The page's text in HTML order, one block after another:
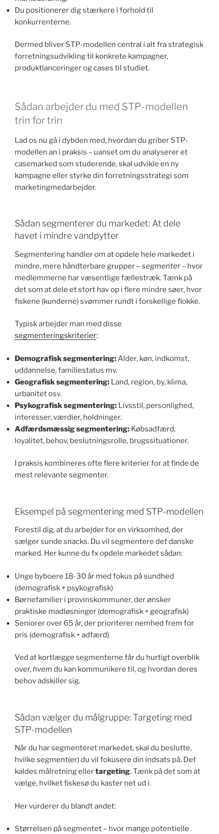
Du positionerer dig stærkere i forhold til
konkurrenterne.
Dermed bliver STP-modellen central i alt fra strategisk
forretningsudvikling til konkrete kampagner,
produktlanceringer og cases til studiet.
Sådan arbejder du med STP-modellen
trin for trin
Lad os nu gå i dybden med, hvordan du griber STP-
modellen an i praksis – uanset om du analyserer et
casemarked som studerende, skal udvikle en ny
kampagne eller styrke din forretningsstrategi som
marketingmedarbejder.
Sådan segmenterer du markedet: At dele
havet i mindre vandpytter
Segmentering handler om at opdele hele markedet i
mindre, mere håndterbare grupper –segmenter – hvor
medlemmerne har væsentlige fællestræk. Tænk på
det som at dele et stort hav op i flere mindre søer, hvor
fiskene (kunderne) svømmer rundt i forskellige flokke.
Typisk arbejder man med disse
segmenteringskriterier:
Demografisk segmentering:Alder, køn, indkomst,
uddannelse, familiestatus mv.
Geografisk segmentering: Land, region, by, klima,
urbanitet osv.
Psykografisk segmentering: Livsstil, personlighed,
interesser, værdier, holdninger.
Adfærdsmæssig segmentering: Købsadfærd,
loyalitet, behov, beslutningsrolle, brugssituationer.
I praksis kombineres ofte flere kriterier for at finde de
mest relevante segmenter.
Eksempel på segmentering med STP-modellen
Forestil dig, at du arbejder for en virksomhed, der
sælger sunde snacks. Du vil segmentere det danske
marked. Her kunne du fx opdele markedet sådan:
Unge byboere 18-30 år med fokus på sundhed
(demografisk + psykografisk)
Børnefamilier i provinskommuner, der ønsker
praktiske madløsninger (demografisk + geografisk)
Seniorer over 65 år, der prioriterer nemhed frem for
pris (demografisk + adfærd)
Ved at kortlægge segmenterne får du hurtigt overblik
over,hvem du kan kommunikere til, og hvordan deres
behov adskiller sig.
Sådan vælger du målgruppe: Targeting med
STP-modellen
Når du har segmenteret markedet, skal du beslutte,
hvilke segment(er) du vil fokusere din indsats på. Det
kaldes målretning ellertargeting. Tænk på det som at
vælge, hvilket fiskesø du kaster net ud i.
Her vurderer du blandt andet:
Størrelsen på segmentet – hvor mange potentielle